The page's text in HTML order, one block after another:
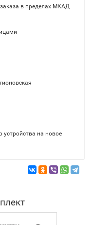
в пределах МКАД
устройства на новое